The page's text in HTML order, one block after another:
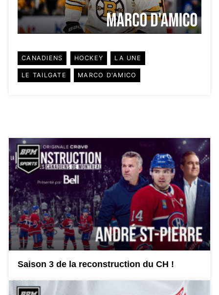
CANADIENS HOCKEY LA UNE
LE TAILGATE MARCO D'AMICO
Saison 3 de la reconstruction du CH !